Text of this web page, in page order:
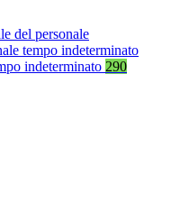
del personale
tempo indeterminato
indeterminato 290